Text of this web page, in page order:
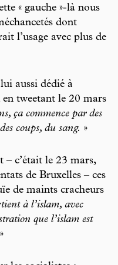
« gauche »-là nous
dont
l’usage avec plus de
lui aussi dédié à
tweetant le 20 mars
ça commence par des
coups, du sang. »
– c’était le 23 mars,
de Bruxelles – ces
de maints cracheurs
à l’islam, avec
que l’islam est
»